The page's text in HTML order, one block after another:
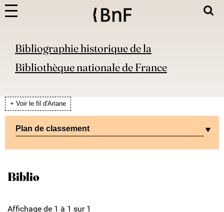
Bibliographie historique de la
Bibliothèque nationale de France
+ Voir le fil d'Ariane
Plan de classement
Biblio
Affichage de 1 à 1 sur 1